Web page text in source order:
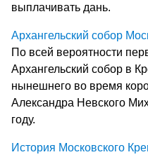
выплачивать дань.
Архангельский собор
По всей вероятности
Архангельский собор в
нынешнего во время
Александра Невского
году.
История Московского